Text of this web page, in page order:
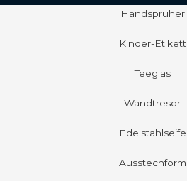
Handsprüher
Kinder-Etikett
Teeglas
Wandtresor
Edelstahlseife
Ausstechform